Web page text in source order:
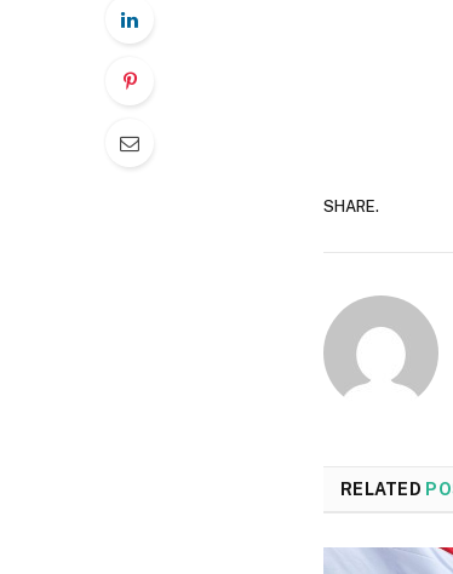
SHARE.
RELATED